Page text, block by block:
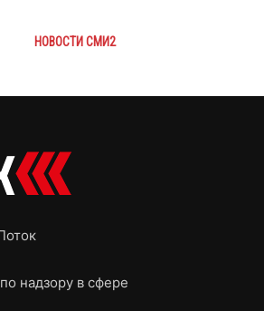
НОВОСТИ СМИ2
надзору в сфере